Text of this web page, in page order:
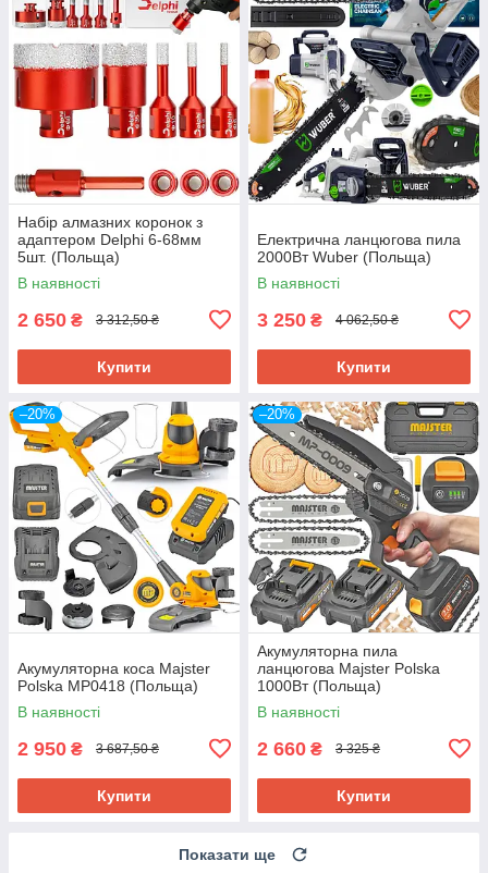
Набір алмазних коронок з
адаптером Delphi 6-68мм
5шт. (Польща)
В наявності
2 650 ₴ 3 312,50 ₴
Купити
Електрична ланцюгова пила
2000Вт Wuber (Польща)
В наявності
3 250 ₴ 4 062,50 ₴
Купити
–20%
Акумуляторна коса Majster
Polska MP0418 (Польща)
В наявності
2 950 ₴ 3 687,50 ₴
Купити
–20%
Акумуляторна пила
ланцюгова Majster Polska
1000Вт (Польща)
В наявності
2 660 ₴ 3 325 ₴
Купити
Показати ще